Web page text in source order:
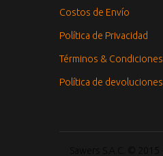
Costos de Envío
Política de Privacidad
Términos & Condiciones
Política de devoluciones